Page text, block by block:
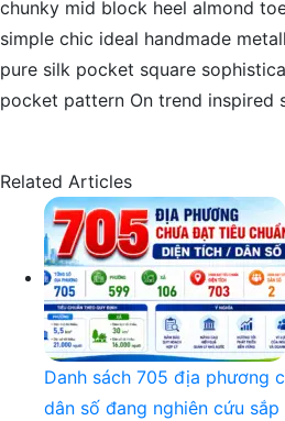
chunky mid block heel almond
simple chic ideal handmade
pure silk pocket square
pocket pattern On trend inspired
Related Articles
Danh sách 705 địa phương
dân số đang nghiên cứu